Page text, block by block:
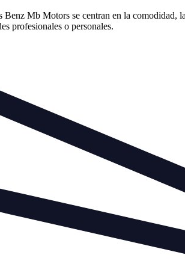
Benz Mb Motors se centran en la comodidad,
profesionales o personales.